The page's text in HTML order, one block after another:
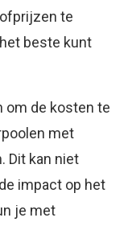
te
beste kunt
om de kosten te
met
Dit kan niet
impact op het
je met